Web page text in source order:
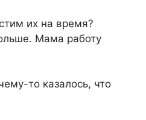
их на время?
Мама работу
то казалось, что